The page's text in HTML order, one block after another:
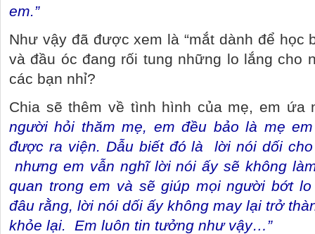
em.”
Như vậy đã được xem là “mắt dành để học
và đầu óc đang rối tung những lo lắng cho
các bạn nhỉ?
Chia sẽ thêm về tình hình của mẹ, em ứa
người hỏi thăm mẹ, em đều bảo là mẹ
được ra viện. Dẫu biết đó là
lời nói dối
nhưng em vẫn nghĩ lời nói ấy sẽ không
quan trong em và sẽ giúp mọi người bớt
đâu rằng, lời nói dối ấy không may lại trở
khỏe lại.
Em luôn tin tưởng như vậy…”